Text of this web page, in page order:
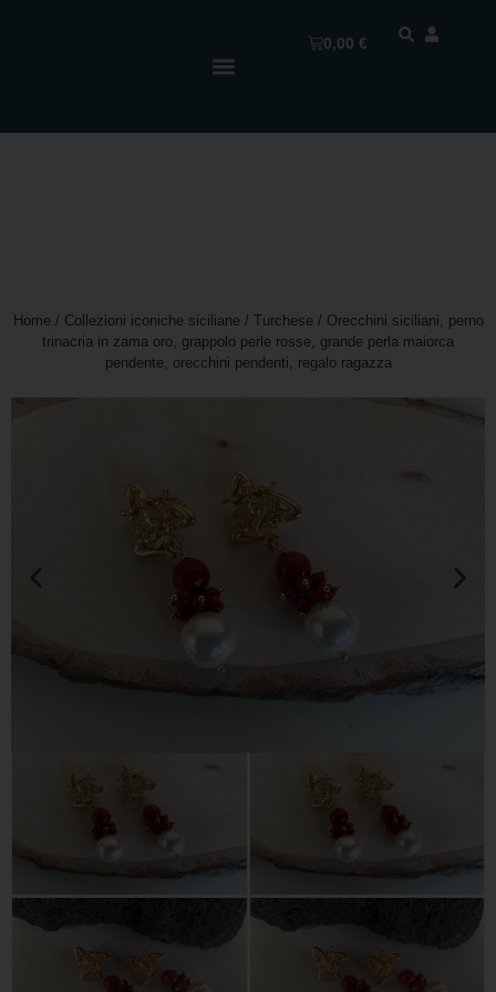
0,00€
Home / Collezioni iconiche siciliane / Turchese / Orecchini siciliani, perno
trinacria in zama oro, grappolo perle rosse, grande perla maiorca
pendente, orecchini pendenti, regalo ragazza